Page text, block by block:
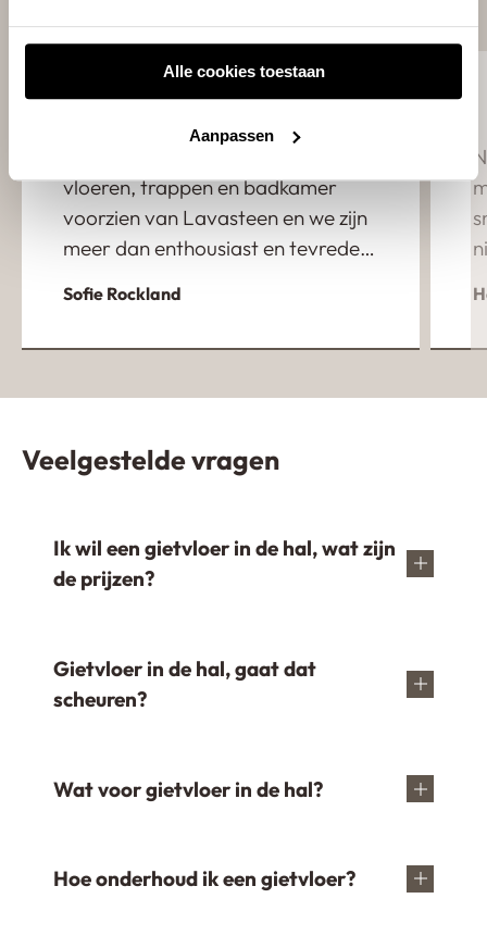
Alle cookies toestaan
Aanpassen
vloeren, trappen en badkamer
voorzien van Lavasteen en we zijn
meer dan enthousiast en tevreden
dat onze verbouwing enorm uit is
heeft zich super flexibel opgesteld.
Sofie Rockland
Veelgestelde vragen
Ik wil een gietvloer in de hal, wat zijn
de prijzen?
Gietvloer in de hal, gaat dat
scheuren?
Wat voor gietvloer in de hal?
Hoe onderhoud ik een gietvloer?